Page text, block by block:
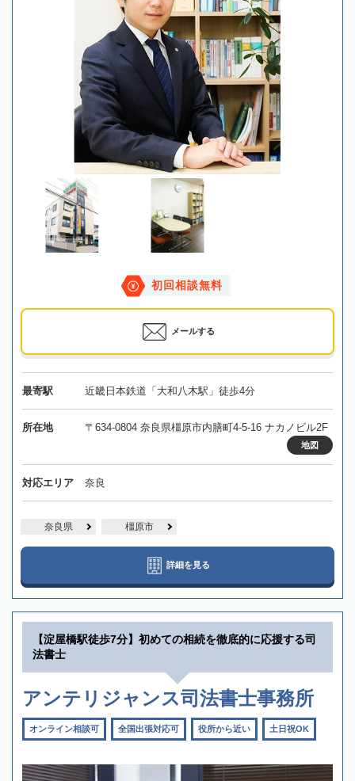
初回相談無料
メールする
最寄駅 近畿日本鉄道「大和八木駅」徒歩4分
所在地 〒634-0804 奈良県橿原市内膳町4-5-16 ナカノビル2F
地図
対応エリア 奈良
奈良県 橿原市
詳細を見る
【淀屋橋駅徒歩7分】初めての相続を徹底的に応援する司
法書士
アンテリジャンス司法書士事務所
オンライン相談可 全国出張対応可 役所から近い 土日祝OK